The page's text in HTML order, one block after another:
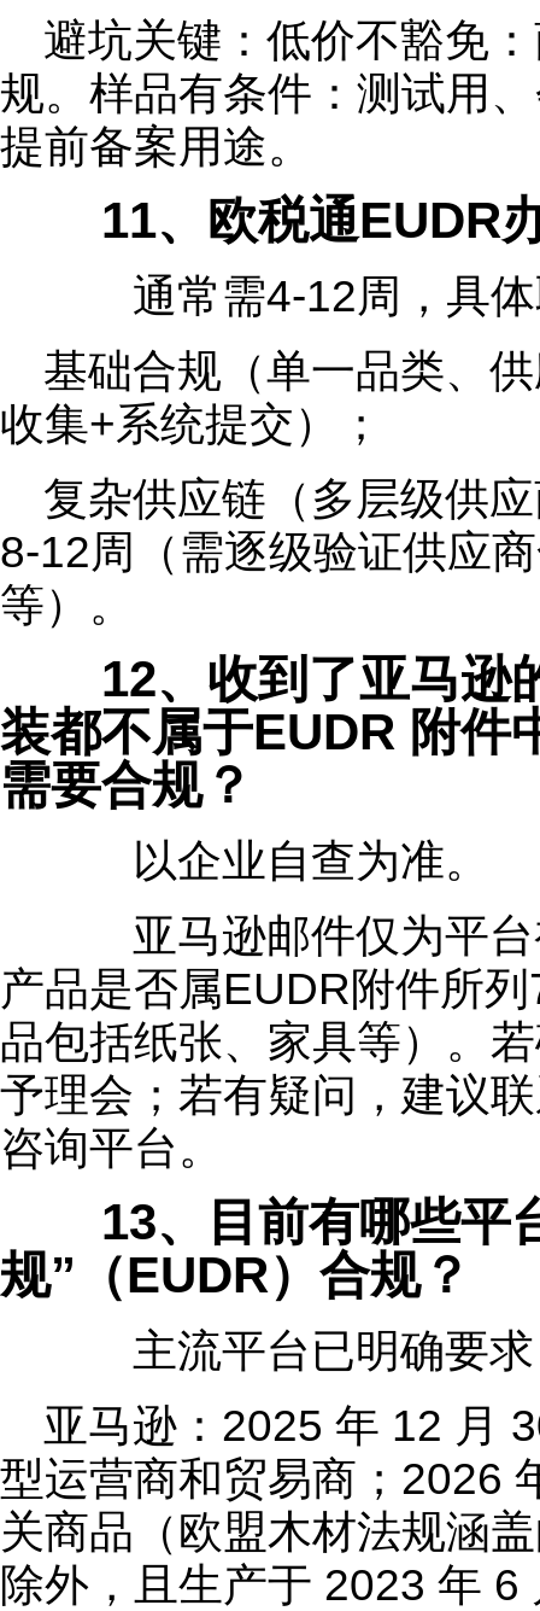
避坑关键：低价不豁免
规。样品有条件：测试用
提前备案用途。
11、欧税通EUDR办
通常需4-12周，具体
基础合规（单一品类、
收集+系统提交）；
复杂供应链（多层级供
8-12周（需逐级验证供应
等）。
12、收到了亚马逊
装都不属于EUDR 附件
需要合规？
以企业自查为准。
亚马逊邮件仅为平台
产品是否属EUDR附件所
品包括纸张、家具等）。
予理会；若有疑问，建议
咨询平台。
13、目前有哪些平
规”（EUDR）合规？
主流平台已明确要求
亚马逊：2025 年 12 月
型运营商和贸易商；2026
关商品（欧盟木材法规涵
除外，且生产于 2023 年